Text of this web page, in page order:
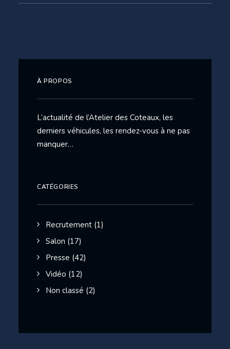
À PROPOS
L’actualité de l’Atelier des Coteaux, les
derniers véhicules, les rendez-vous à ne pas
manquer…
CATÉGORIES
Recrutement (1)
Salon (17)
Presse (42)
Vidéo (12)
Non classé (2)